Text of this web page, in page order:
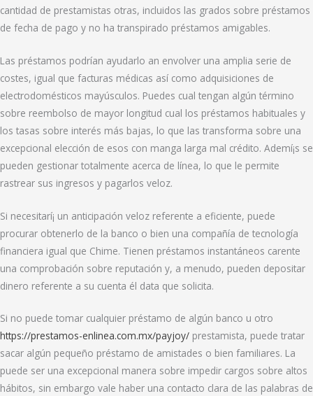
cantidad de prestamistas otras, incluidos las grados sobre préstamos
de fecha de pago y no ha transpirado préstamos amigables.
Las préstamos podrían ayudarlo an envolver una amplia serie de
costes, igual que facturas médicas así­ como adquisiciones de
electrodomésticos mayúsculos. Puedes cual tengan algún término
sobre reembolso de mayor longitud cual los préstamos habituales y
los tasas sobre interés más bajas, lo que las transforma sobre una
excepcional elección de esos con manga larga mal crédito. Ademí¡s se
pueden gestionar totalmente acerca de línea, lo que le permite
rastrear sus ingresos y pagarlos veloz.
Si necesitarí¡ un anticipación veloz referente a eficiente, puede
procurar obtenerlo de la banco o bien una compañía de tecnología
financiera igual que Chime. Tienen préstamos instantáneos carente
una comprobación sobre reputación y, a menudo, pueden depositar
dinero referente a su cuenta él data que solicita.
Si no puede tomar cualquier préstamo de algún banco u otro
https://prestamos-enlinea.com.mx/payjoy/ prestamista, puede tratar
sacar algún pequeño préstamo de amistades o bien familiares. La
puede ser una excepcional manera sobre impedir cargos sobre altos
hábitos, sin embargo vale haber una contacto clara de las palabras de